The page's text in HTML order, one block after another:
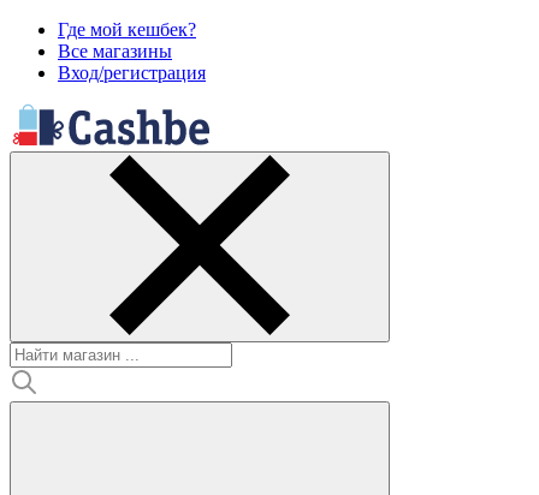
Где мой кешбек?
Все магазины
Вход/регистрация